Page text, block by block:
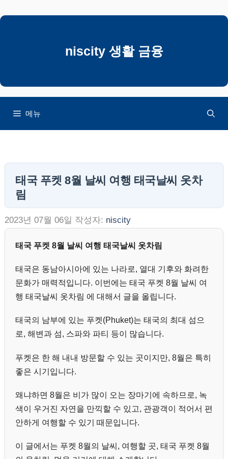
텐
뛰
niscity 생활 금융
메뉴
태국 푸켓 8월 날씨 여행 태국날씨 옷차
림
2023년 07월 06일 작성자: niscity
태국 푸켓 8월 날씨 여행 태국날씨 옷차림
태국은 동남아시아에 있는 나라로, 열대 기후와 화려한
문화가 매력적입니다. 이번에는 태국 푸켓 8월 날씨 여
행 태국날씨 옷차림 에 대해서 글을 올립니다.
태국의 남부에 있는 푸켓(Phuket)는 태국의 최대 섬으
로, 해변과 섬, 스파와 파티 등이 많습니다.
푸켓은 한 해 내내 방문할 수 있는 곳이지만, 8월은 특히
좋은 시기입니다.
왜냐하면 8월은 비가 많이 오는 장마기에 속하므로, 녹
색이 우거진 자연을 만끽할 수 있고, 관광객이 적어서 편
안하게 여행할 수 있기 때문입니다.
이 글에서는 푸켓 8월의 날씨, 여행할 곳, 태국 푸켓 8월